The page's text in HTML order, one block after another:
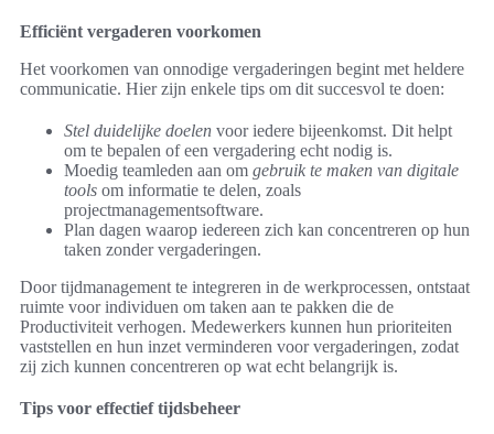
Efficiënt vergaderen voorkomen
Het voorkomen van onnodige vergaderingen begint met heldere
communicatie. Hier zijn enkele tips om dit succesvol te doen:
Stel duidelijke doelen voor iedere bijeenkomst. Dit helpt
om te bepalen of een vergadering echt nodig is.
Moedig teamleden aan om gebruik te maken van digitale
tools om informatie te delen, zoals
projectmanagementsoftware.
Plan dagen waarop iedereen zich kan concentreren op hun
taken zonder vergaderingen.
Door tijdmanagement te integreren in de werkprocessen, ontstaat
ruimte voor individuen om taken aan te pakken die de
Productiviteit verhogen. Medewerkers kunnen hun prioriteiten
vaststellen en hun inzet verminderen voor vergaderingen, zodat
zij zich kunnen concentreren op wat echt belangrijk is.
Tips voor effectief tijdsbeheer